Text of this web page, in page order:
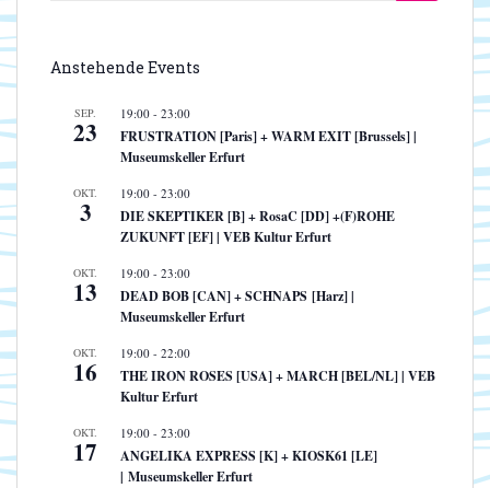
Anstehende Events
SEP.
23
19:00 - 23:00
FRUSTRATION [Paris] + WARM EXIT [Brussels] |
Museumskeller Erfurt
OKT.
3
19:00 - 23:00
DIE SKEPTIKER [B] + RosaC [DD] +(F)ROHE
ZUKUNFT [EF] | VEB Kultur Erfurt
OKT.
13
19:00 - 23:00
DEAD BOB [CAN] + SCHNAPS [Harz] |
Museumskeller Erfurt
OKT.
16
19:00 - 22:00
THE IRON ROSES [USA] + MARCH [BEL/NL] | VEB
Kultur Erfurt
OKT.
17
19:00 - 23:00
ANGELIKA EXPRESS [K] + KIOSK61 [LE]
| Museumskeller Erfurt